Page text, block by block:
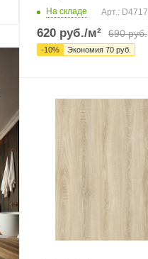
На складе Арт.: D4717
620 руб./м² 690руб.
-10% Экономия 70 руб.